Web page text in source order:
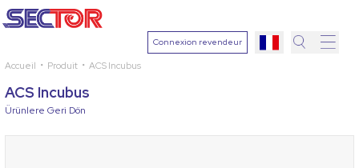
Connexion revendeur
Accueil Produit ACS Incubus
ACS Incubus
Ürünlere Geri Dön